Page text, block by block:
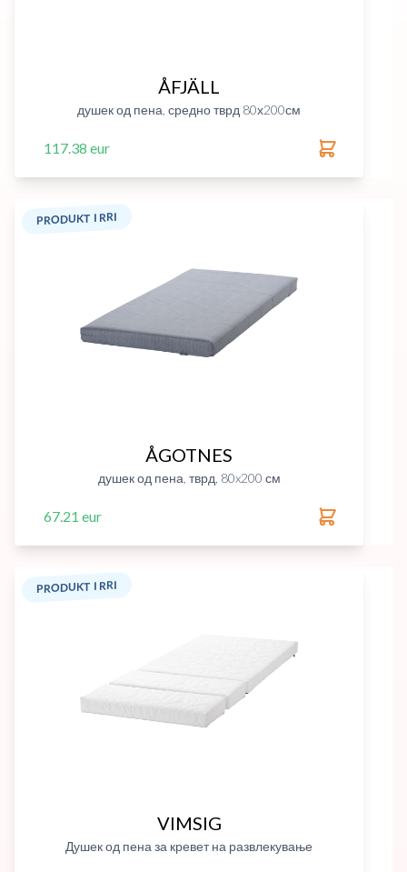
ÅFJÄLL
душек од пена, средно тврд 80х200см
117.38 eur
PRODUKT I RRI
ÅGOTNES
душек од пена, тврд, 80x200 см
67.21 eur
PRODUKT I RRI
VIMSIG
Душек од пена за кревет на развлекување